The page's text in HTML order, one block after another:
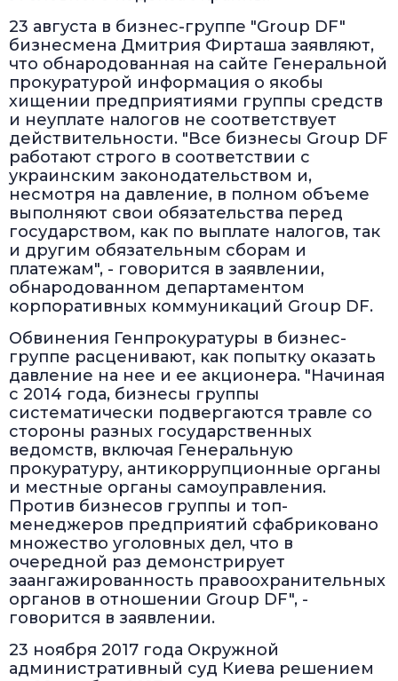
23 августа в бизнес-группе "Group DF"
бизнесмена Дмитрия Фирташа заявляют,
что обнародованная на сайте Генеральной
прокуратурой информация о якобы
хищении предприятиями группы средств
и неуплате налогов не соответствует
действительности. "Все бизнесы Group DF
работают строго в соответствии с
украинским законодательством и,
несмотря на давление, в полном объеме
выполняют свои обязательства перед
государством, как по выплате налогов, так
и другим обязательным сборам и
платежам", - говорится в заявлении,
обнародованном департаментом
корпоративных коммуникаций Group DF.
Обвинения Генпрокуратуры в бизнес-
группе расценивают, как попытку оказать
давление на нее и ее акционера. "Начиная
с 2014 года, бизнесы группы
систематически подвергаются травле со
стороны разных государственных
ведомств, включая Генеральную
прокуратуру, антикоррупционные органы
и местные органы самоуправления.
Против бизнесов группы и топ-
менеджеров предприятий сфабриковано
множество уголовных дел, что в
очередной раз демонстрирует
заангажированность правоохранительных
органов в отношении Group DF", -
говорится в заявлении.
23 ноября 2017 года Окружной
административный суд Киева решением